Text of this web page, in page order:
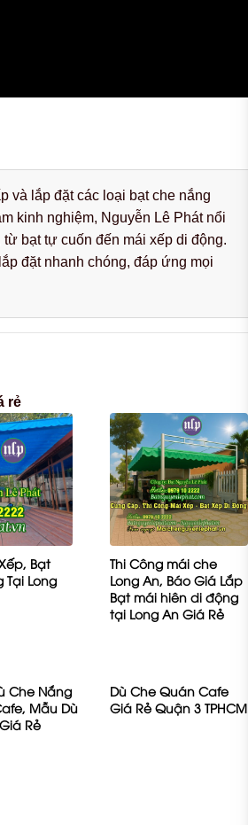
và lắp đặt các loại bạt che nắng
kinh nghiệm, Nguyễn Lê Phát nổi
bạt tự cuốn đến mái xếp di động.
đặt nhanh chóng, đáp ứng mọi
rẻ
Bạt
Tại Long
Thi Công mái che
Long An, Báo Giá Lắp
Bạt mái hiên di động
tại Long An Giá Rẻ
Che Nắng
Mẫu Dù
Rẻ
Dù Che Quán Cafe
Giá Rẻ Quận 3 TPHCM